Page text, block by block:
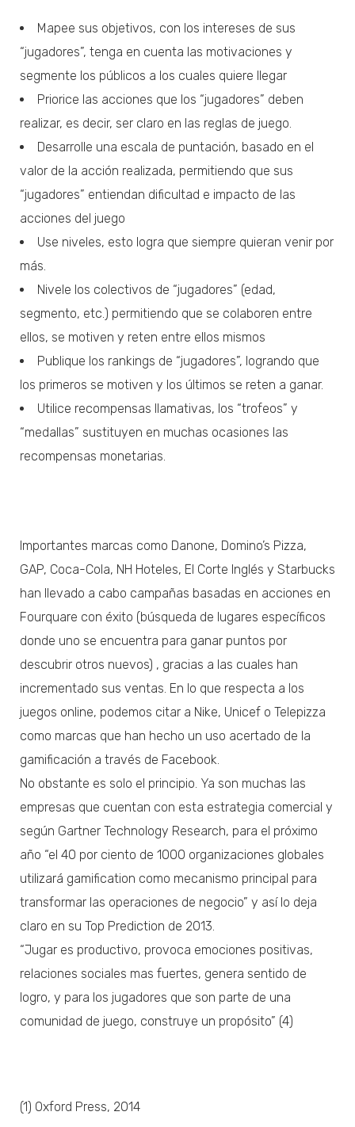
Mapee sus objetivos, con los intereses de sus
“jugadores”, tenga en cuenta las motivaciones y
segmente los públicos a los cuales quiere llegar
Priorice las acciones que los “jugadores” deben
realizar, es decir, ser claro en las reglas de juego.
Desarrolle una escala de puntación, basado en el
valor de la acción realizada, permitiendo que sus
“jugadores” entiendan dificultad e impacto de las
acciones del juego
Use niveles, esto logra que siempre quieran venir por
más.
Nivele los colectivos de “jugadores” (edad,
segmento, etc.) permitiendo que se colaboren entre
ellos, se motiven y reten entre ellos mismos
Publique los rankings de “jugadores”, logrando que
los primeros se motiven y los últimos se reten a ganar.
Utilice recompensas llamativas, los “trofeos” y
“medallas” sustituyen en muchas ocasiones las
recompensas monetarias.
Importantes marcas como Danone, Domino’s Pizza,
GAP, Coca-Cola, NH Hoteles, El Corte Inglés y Starbucks
han llevado a cabo campañas basadas en acciones en
Fourquare con éxito (búsqueda de lugares específicos
donde uno se encuentra para ganar puntos por
descubrir otros nuevos) , gracias a las cuales han
incrementado sus ventas. En lo que respecta a los
juegos online, podemos citar a Nike, Unicef o Telepizza
como marcas que han hecho un uso acertado de la
gamificación a través de Facebook.
No obstante es solo el principio. Ya son muchas las
empresas que cuentan con esta estrategia comercial y
según Gartner Technology Research, para el próximo
año “el 40 por ciento de 1000 organizaciones globales
utilizará gamification como mecanismo principal para
transformar las operaciones de negocio” y así lo deja
claro en su Top Prediction de 2013.
“Jugar es productivo, provoca emociones positivas,
relaciones sociales mas fuertes, genera sentido de
logro, y para los jugadores que son parte de una
comunidad de juego, construye un propósito” (4)
(1) Oxford Press, 2014